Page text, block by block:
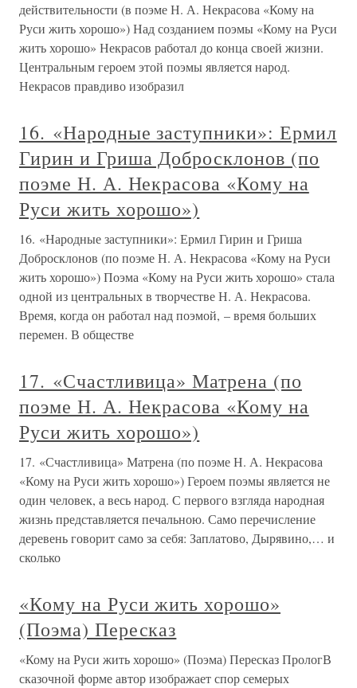
действительности (в поэме Н. А. Некрасова «Кому на
Руси жить хорошо») Над созданием поэмы «Кому на Руси
жить хорошо» Некрасов работал до конца своей жизни.
Центральным героем этой поэмы является народ.
Некрасов правдиво изобразил
16. «Народные заступники»: Ермил
Гирин и Гриша Добросклонов (по
поэме Н. А. Некрасова «Кому на
Руси жить хорошо»)
16. «Народные заступники»: Ермил Гирин и Гриша
Добросклонов (по поэме Н. А. Некрасова «Кому на Руси
жить хорошо») Поэма «Кому на Руси жить хорошо» стала
одной из центральных в творчестве Н. А. Некрасова.
Время, когда он работал над поэмой, – время больших
перемен. В обществе
17. «Счастливица» Матрена (по
поэме Н. А. Некрасова «Кому на
Руси жить хорошо»)
17. «Счастливица» Матрена (по поэме Н. А. Некрасова
«Кому на Руси жить хорошо») Героем поэмы является не
один человек, а весь народ. С первого взгляда народная
жизнь представляется печальною. Само перечисление
деревень говорит само за себя: Заплатово, Дырявино,… и
сколько
«Кому на Руси жить хорошо»
(Поэма) Пересказ
«Кому на Руси жить хорошо» (Поэма) Пересказ ПрологВ
сказочной форме автор изображает спор семерых